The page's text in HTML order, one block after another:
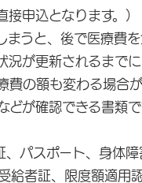
申込となります。）
うと、後で医療費
が更新されるまで
の額も変わる場合
どが確認できる書
パスポート、身体障
者証、限度額適用